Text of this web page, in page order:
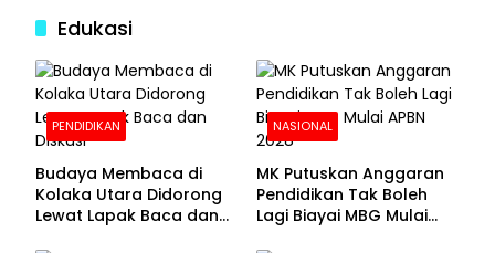
Edukasi
PENDIDIKAN
Budaya Membaca di
Kolaka Utara Didorong
Lewat Lapak Baca dan
NASIONAL
MK Putuskan Anggaran
Pendidikan Tak Boleh
Lagi Biayai MBG Mulai